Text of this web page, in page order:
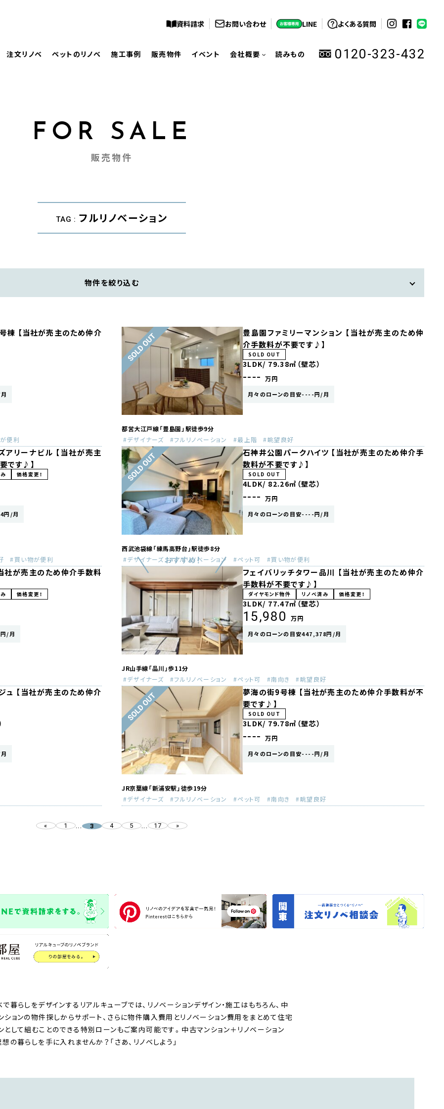
資料請求 お問い合わせ LINE よくある質問
注文リノベ ペットのリノベ 施工事例 販売物件 イベント 会社概要 読みもの 0120-323-432
FOR SALE
販売物件
TAG : フルリノベーション
物件を絞り込む
棟 【当社が売主のため仲介
便利
豊島園ファミリーマンション 【当社が売主のため仲
介手数料が不要です♪】
SOLD OUT
3LDK/ 79.38㎡（壁芯）
---- 万円
月々のローンの目安----円/月
都営大江戸線「豊島園」駅徒歩9分
デザイナーズ
フルリノベーション 最上階 眺望良好
アリーナビル 【当社が売主
です♪】
価格変更！
円/月
買い物が便利
石神井公園パークハイツ 【当社が売主のため仲介手
数料が不要です♪】
SOLD OUT
4LDK/ 82.26㎡（壁芯）
---- 万円
月々のローンの目安----円/月
西武池袋線「練馬高野台」駅徒歩8分
デザイナーズ
フルリノベーション ペット可 買い物が便利
社が売主のため仲介手数料
価格変更！
/月
フェイバリッチタワー品川 【当社が売主のため仲介
手数料が不要です♪】
ダイヤモンド物件 リノベ済み 価格変更！
3LDK/ 77.47㎡（壁芯）
15,980 万円
月々のローンの目安447,378円/月
JR山手線「品川」歩11分
デザイナーズ
フルリノベーション ペット可 南向き 眺望良好
ュ 【当社が売主のため仲介
夢海の街9号棟 【当社が売主のため仲介手数料が不
要です♪】
SOLD OUT
3LDK/ 79.78㎡（壁芯）
---- 万円
月々のローンの目安----円/月
JR京葉線「新浦安駅」徒歩19分
デザイナーズ
フルリノベーション ペット可 南向き 眺望良好
« 1 ... 3 4 5 ... 17 »
で暮らしをデザインするリアルキューブでは、リノベーションデザイン・施工はもちろん、中
ションの物件探しからサポート、さらに物件購入費用とリノベーション費用をまとめて住宅
として組むことのできる特別ローンもご案内可能です。中古マンション＋リノベーション
想の暮らしを手に入れませんか？「さあ、リノベしよう」